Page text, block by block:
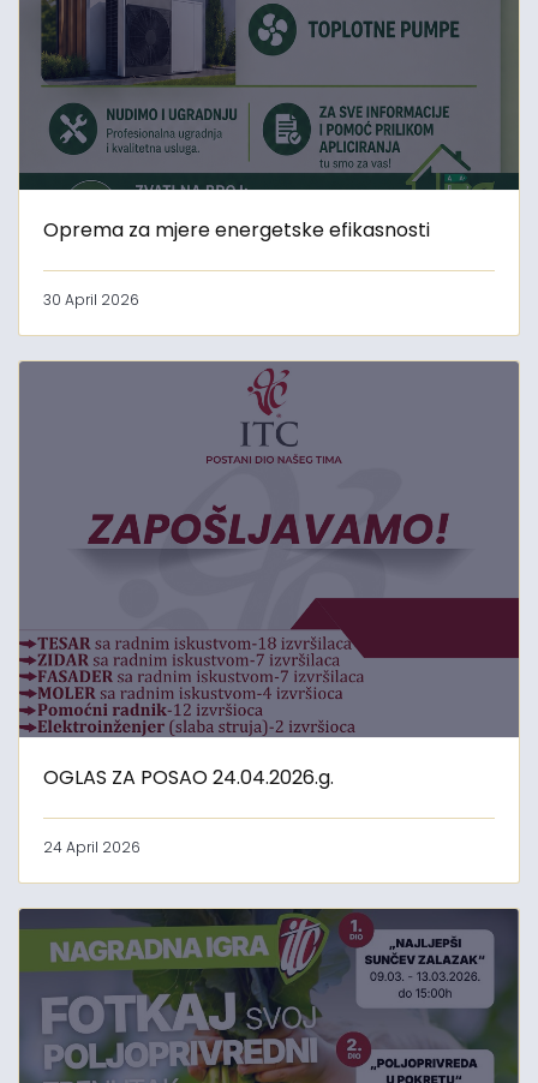
Oprema za mjere energetske efikasnosti
30 April 2026
OGLAS ZA POSAO 24.04.2026.g.
24 April 2026